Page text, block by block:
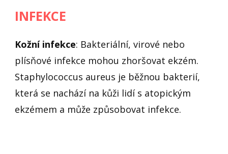
INFEKCE
Kožní infekce: Bakteriální, virové nebo
plísňové infekce mohou zhoršovat ekzém.
Staphylococcus aureus je běžnou bakterií,
která se nachází na kůži lidí s atopickým
ekzémem a může způsobovat infekce.